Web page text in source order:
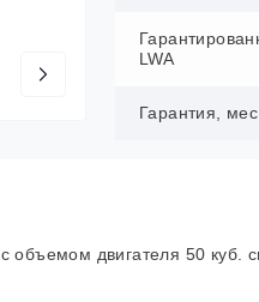
LWA
Гарантия, мес
с объемом двигателя 50 куб.